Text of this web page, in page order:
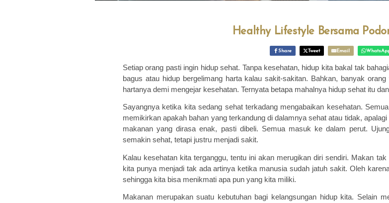
Healthy Lifestyle Bersama
Share Tweet Email
Setiap orang pasti ingin hidup sehat. Tanpa kesehatan, hidup kita bakal tak
bagus atau hidup bergelimang harta kalau sakit-sakitan. Bahkan, banyak
hartanya demi mengejar kesehatan. Ternyata betapa mahalnya hidup sehat itu
Sayangnya ketika kita sedang sehat terkadang mengabaikan kesehatan.
memikirkan apakah bahan yang terkandung di dalamnya sehat atau tidak,
makanan yang dirasa enak, pasti dibeli. Semua masuk ke dalam perut.
semakin sehat, tetapi justru menjadi sakit.
Kalau kesehatan kita terganggu, tentu ini akan merugikan diri sendiri. Makan
kita punya menjadi tak ada artinya ketika manusia sudah jatuh sakit. Oleh
sehingga kita bisa menikmati apa pun yang kita miliki.
Makanan merupakan suatu kebutuhan bagi kelangsungan hidup kita. Selain